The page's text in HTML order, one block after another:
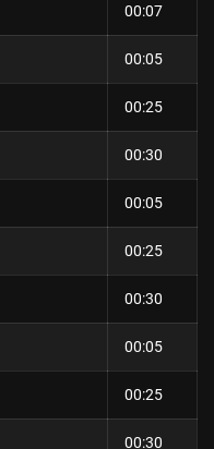
00:07
00:05
00:25
00:30
00:05
00:25
00:30
00:05
00:25
00:30